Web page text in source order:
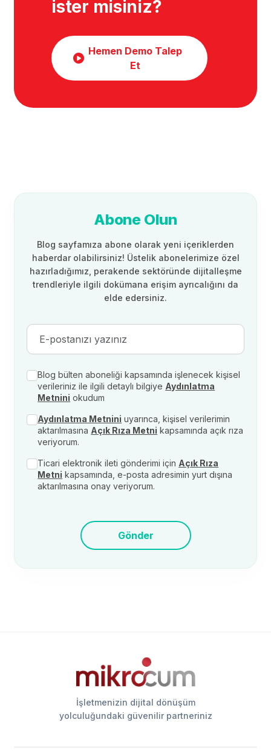
ister misiniz?
Hemen Demo Talep
Et
Abone Olun
Blog sayfamıza abone olarak yeni içeriklerden
haberdar olabilirsiniz! Üstelik abonelerimize özel
hazırladığımız, perakende sektöründe dijitalleşme
trendleriyle ilgili dokümana erişim ayrıcalığını da
elde edersiniz.
Blog bülten aboneliği kapsamında işlenecek kişisel
verileriniz ile ilgili detaylı bilgiye Aydınlatma
Metnini okudum
Aydınlatma Metnini uyarınca, kişisel verilerimin
aktarılmasına Açık Rıza Metni kapsamında açık rıza
veriyorum.
Ticari elektronik ileti gönderimi için Açık Rıza
Metni kapsamında, e-posta adresimin yurt dışına
aktarılmasına onay veriyorum.
Gönder
İşletmenizin dijital dönüşüm
yolculuğundaki güvenilir partneriniz